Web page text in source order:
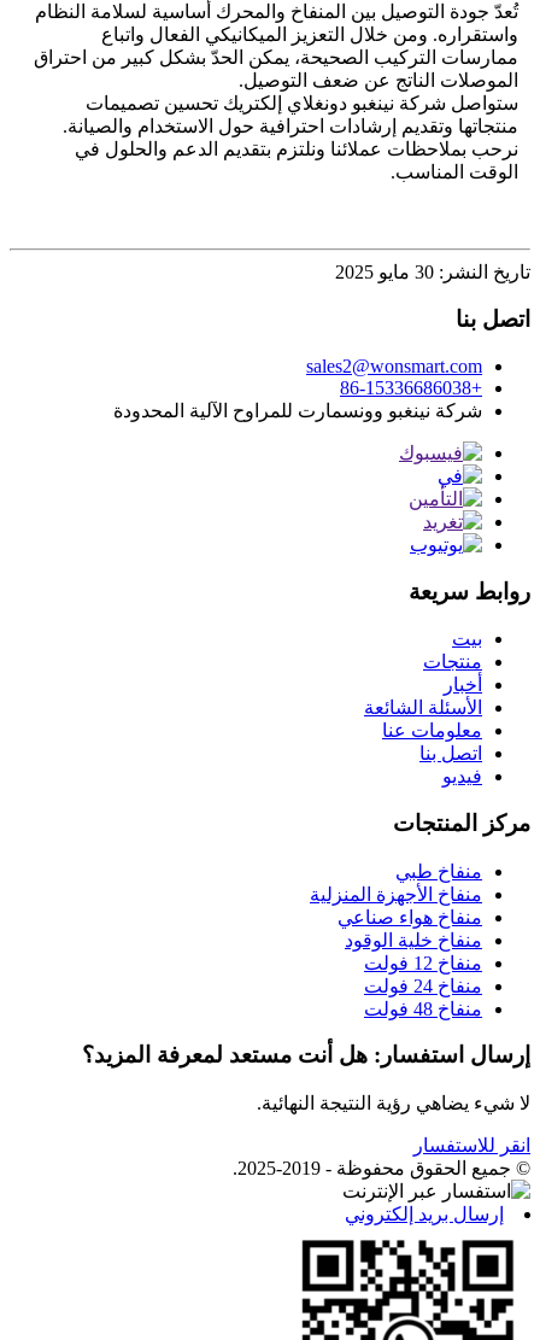
تُعدّ جودة التوصيل بين المنفاخ والمحرك أساسية لسلامة النظام
واستقراره. ومن خلال التعزيز الميكانيكي الفعال واتباع
ممارسات التركيب الصحيحة، يمكن الحدّ بشكل كبير من احتراق
الموصلات الناتج عن ضعف التوصيل.
ستواصل شركة نينغبو دونغلاي إلكتريك تحسين تصميمات
منتجاتها وتقديم إرشادات احترافية حول الاستخدام والصيانة.
نرحب بملاحظات عملائنا ونلتزم بتقديم الدعم والحلول في
الوقت المناسب.
تاريخ النشر: 30 مايو 2025
اتصل بنا
sales2@wonsmart.com
+86-15336686038
شركة نينغبو وونسمارت للمراوح الآلية المحدودة
روابط سريعة
بيت
منتجات
أخبار
الأسئلة الشائعة
معلومات عنا
اتصل بنا
فيديو
مركز المنتجات
منفاخ طبي
منفاخ الأجهزة المنزلية
منفاخ هواء صناعي
منفاخ خلية الوقود
منفاخ 12 فولت
منفاخ 24 فولت
منفاخ 48 فولت
إرسال استفسار: هل أنت مستعد لمعرفة المزيد؟
لا شيء يضاهي رؤية النتيجة النهائية.
انقر للاستفسار
© جميع الحقوق محفوظة - 2019-2025.
إرسال بريد إلكتروني